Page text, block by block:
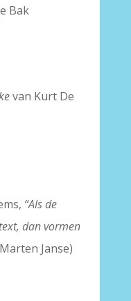
Bak
van Kurt De
“Als de
dan vormen
Janse)